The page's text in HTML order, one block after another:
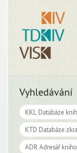
Vyhledávání